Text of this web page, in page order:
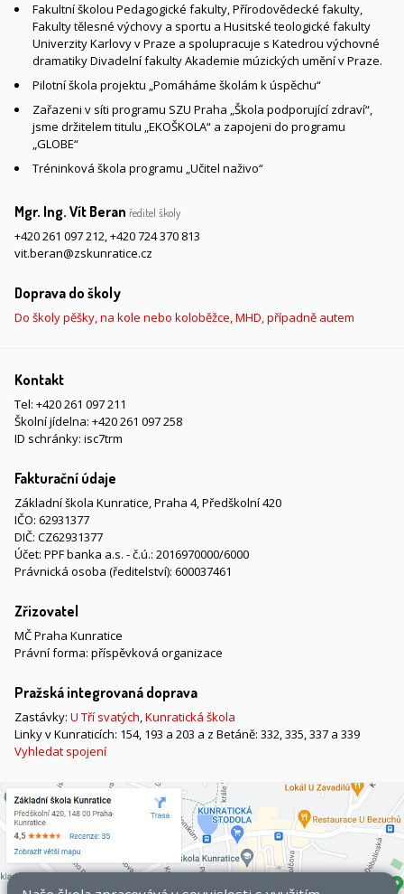
Fakultní školou Pedagogické fakulty, Přírodovědecké fakulty,
Fakulty tělesné výchovy a sportu a Husitské teologické fakulty
Univerzity Karlovy v Praze a spolupracuje s Katedrou výchovné
dramatiky Divadelní fakulty Akademie múzických umění v Praze.
Pilotní škola projektu „Pomáháme školám k úspěchu“
Zařazeni v síti programu SZU Praha „Škola podporující zdraví“,
jsme držitelem titulu „EKOŠKOLA“ a zapojeni do programu
„GLOBE“
Tréninková škola programu „Učitel naživo“
Mgr. Ing. Vít Beran ředitel školy
+420 261 097 212,+420 724 370 813
vit.beran@zskunratice.cz
Doprava do školy
Do školy pěšky, na kole nebo koloběžce, MHD, případně autem
Kontakt
Tel: +420 261 097 211
Školní jídelna: +420 261 097 258
ID schránky: isc7trm
Fakturační údaje
Základní škola Kunratice, Praha 4, Předškolní 420
IČO: 62931377
DIČ: CZ62931377
Účet: PPF banka a.s. - č.ú.: 2016970000/6000
Právnická osoba (ředitelství): 600037461
Zřizovatel
MČ Praha Kunratice
Právní forma: příspěvková organizace
Pražská integrovaná doprava
Zastávky: U Tří svatých,Kunratická škola
Linky v Kunraticích: 154, 193 a 203 a z Betáně: 332, 335, 337 a 339
Vyhledat spojení